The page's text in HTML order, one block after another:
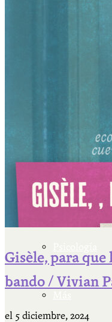
Escriben &
Actualidad y
Literatura
Filosofía
Gisèle, para
bando / Vivian
el 5 diciembre, 2024